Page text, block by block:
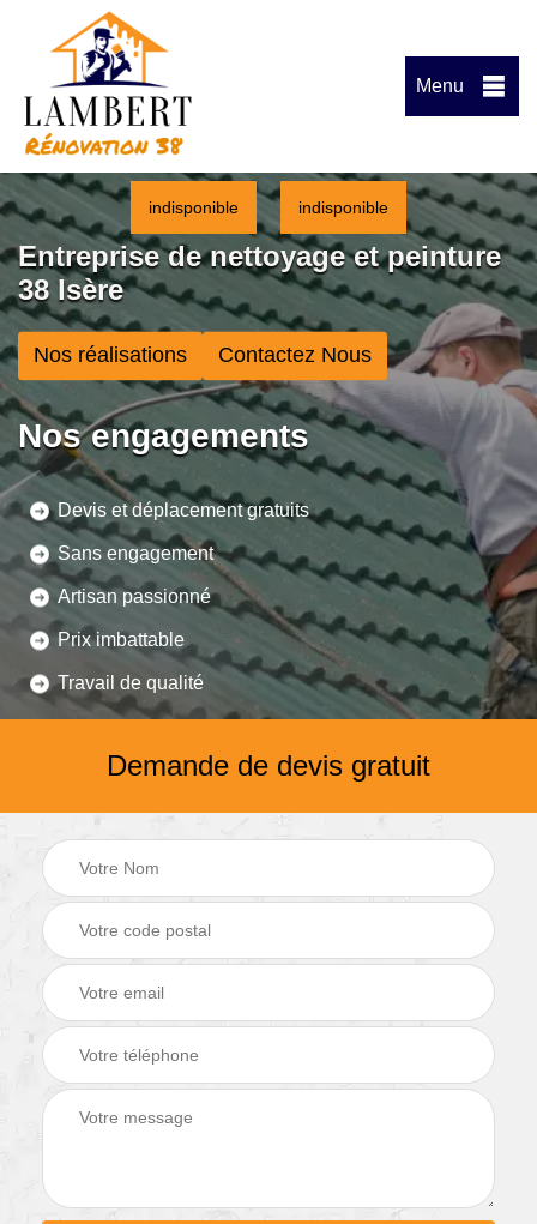
Menu
indisponible indisponible
Entreprise de nettoyage et peinture
38 Isère
Nos réalisations Contactez Nous
Nos engagements
Devis et déplacement gratuits
Sans engagement
Artisan passionné
Prix imbattable
Travail de qualité
Demande de devis gratuit